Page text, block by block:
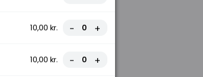
10,00 kr. - +
10,00 kr. - +